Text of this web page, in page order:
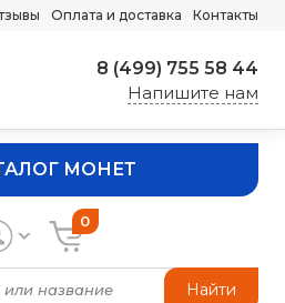
Оплата и доставка Контакты
8 (499) 755 58 44
Напишите нам
МОНЕТ
Найти
0